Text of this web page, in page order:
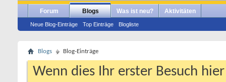
Forum Blogs
Neue Blog-Einträge Top Einträge Blogliste
Was ist neu? Aktivitäten
Blogs Blog-Einträge
Wenn dies Ihr erster Besuch